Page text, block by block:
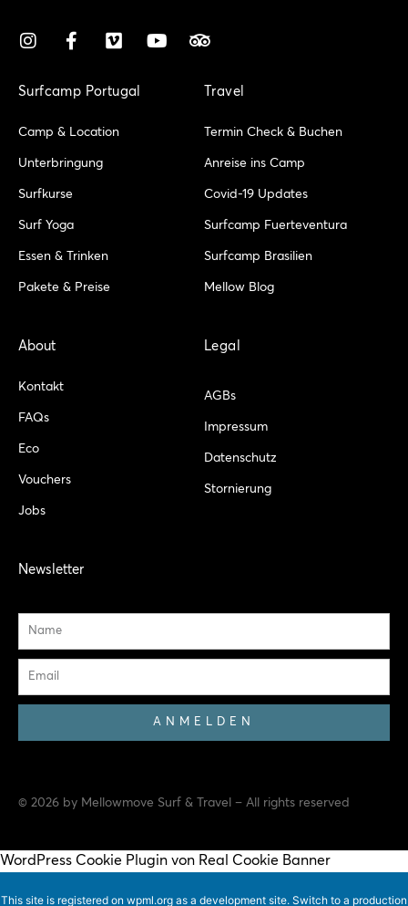
I
n
t
g
a
F
a
e
o
k
f
V
i
e
Y
o
T
r
p
d
o
Surfcamp Portugal
Camp & Location
Unterbringung
Surfkurse
Surf Yoga
Essen & Trinken
Pakete & Preise
Travel
Termin Check & Buchen
Anreise ins Camp
Covid-19 Updates
Surfcamp Fuerteventura
Surfcamp Brasilien
Mellow Blog
About
Kontakt
FAQs
Eco
Vouchers
Jobs
Legal
AGBs
Impressum
Datenschutz
Stornierung
Newsletter
Name
Email
ANMELDEN
© 2026 by Mellowmove Surf & Travel – All rights reserved
WordPress Cookie Plugin von Real Cookie Banner
This site is registered on wpml.org as a development site. Switch to a production